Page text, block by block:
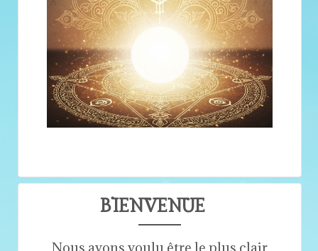
BIENVENUE
Nous avons voulu être le plus clair